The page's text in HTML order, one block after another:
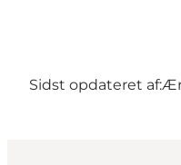
Sidst opdateret af: